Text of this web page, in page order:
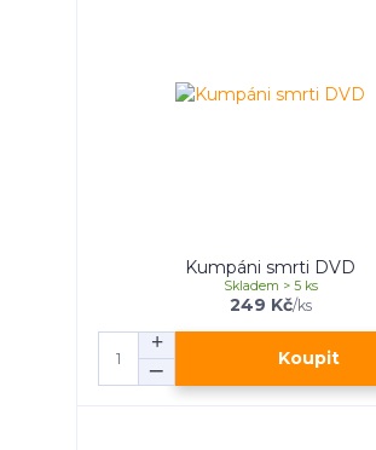
Kumpáni smrti DVD
249 Kč/ks
Skladem > 5 ks
Koupit